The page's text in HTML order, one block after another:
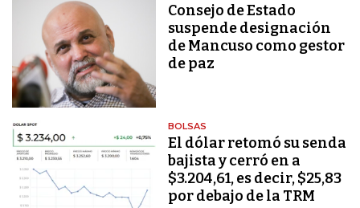
Consejo de Estado
suspende designación
de Mancuso como gestor
de paz
BOLSAS
El dólar retomó su senda
bajista y cerró en a
$3.204,61, es decir, $25,83
por debajo de la TRM